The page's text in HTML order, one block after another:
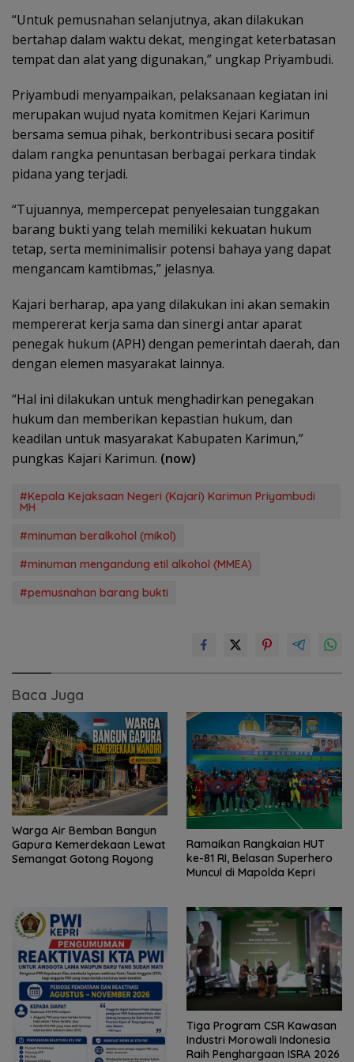
“Untuk pemusnahan selanjutnya, akan dilakukan
bertahap dalam waktu dekat, mengingat keterbatasan
tempat dan alat yang digunakan,” ungkap Priyambudi.
Priyambudi menyampaikan, pelaksanaan kegiatan ini
merupakan wujud nyata komitmen Kejari Karimun
bersama semua pihak, berkontribusi secara positif
dalam rangka penuntasan berbagai perkara tindak
pidana yang terjadi.
“Tujuannya, mempercepat penyelesaian tunggakan
barang bukti yang telah memiliki kekuatan hukum
tetap, serta meminimalisir potensi bahaya yang dapat
mengancam kamtibmas,” jelasnya.
Kajari berharap, apa yang dilakukan ini akan semakin
mempererat kerja sama dan sinergi antar aparat
penegak hukum (APH) dengan pemerintah daerah, dan
dengan elemen masyarakat lainnya.
“Hal ini dilakukan untuk menghadirkan penegakan
hukum dan memberikan kepastian hukum, dan
keadilan untuk masyarakat Kabupaten Karimun,”
pungkas Kajari Karimun. (now)
#Kepala Kejaksaan Negeri (Kajari) Karimun Priyambudi
MH
#minuman beralkohol (mikol)
#minuman mengandung etil alkohol (MMEA)
#pemusnahan barang bukti
Baca Juga
Warga Air Bemban Bangun
Gapura Kemerdekaan Lewat
Semangat Gotong Royong
Ramaikan Rangkaian HUT
ke-81 RI, Belasan Superhero
Muncul di Mapolda Kepri
Tiga Program CSR Kawasan
Industri Morowali Indonesia
Raih Penghargaan ISRA 2026